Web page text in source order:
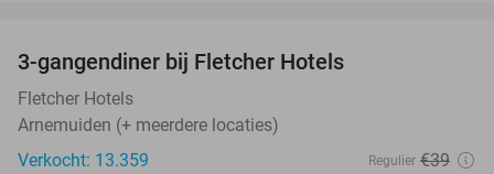
3-gangendiner bij Fletcher Hotels
Fletcher Hotels
Arnemuiden (+ meerdere locaties)
Verkocht: 13.359
Regulier €39